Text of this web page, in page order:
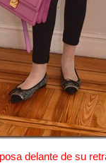
delante de su